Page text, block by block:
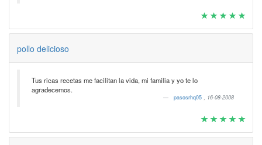
pollo delicioso
Tus ricas recetas me facilitan la vida, mi familia y yo te lo
agradecemos.
pasosrhq05 , 16-08-2008